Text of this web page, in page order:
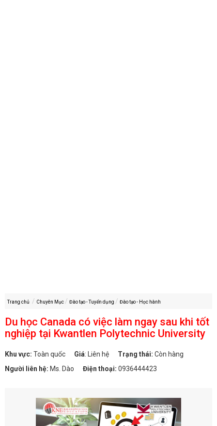
Trang chủ Chuyên Mục Đào tạo - Tuyển dụng Đào tạo - Học hành
Du học Canada có việc làm ngay sau khi tốt
nghiệp tại Kwantlen Polytechnic University
Khu vực: Toàn quốc Giá: Liên hệ Trạng thái: Còn hàng
Người liên hệ: Ms. Dào Điện thoại: 0936444423